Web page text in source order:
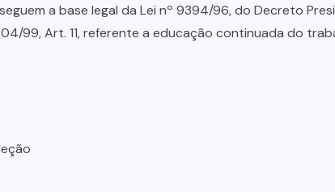
a base legal da Lei nº 9394/96, do Decreto
99, Art. 11, referente a educação continuada do